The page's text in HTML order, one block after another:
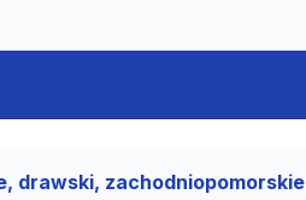
drawski, zachodniopomorskie